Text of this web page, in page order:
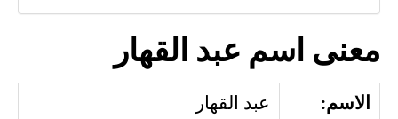
معنى اسم عبد القهار
الاسم: عبد القهار